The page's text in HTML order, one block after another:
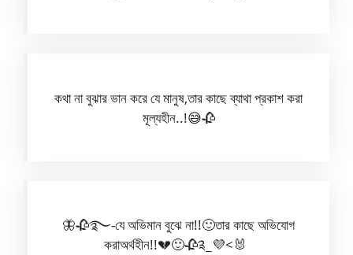
কথা না বুঝার ভান করে যে মানুষ,তার কাছে ব্যাথা প্রকাশ করা
মূল্যহীন..!😅🥀
🦋🥀࿐-যে অভিমান বুঝে না!!🙂তার কাছে অভিযোগ
করাঅর্থহীন!!💔🙂🥀༉_💜<🐰 ‎‎‎‎‎‎‎‎‎‎‎‎‎‎‎‎‎‎‎‎‎‎‎ ‎‎‎‎‎‎‎‎‎‎‎‎‎‎‎‎‎‎‎‎‎‎‎‎‎‎‎‎